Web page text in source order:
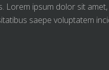
Lorem ipsum dolor sit
saepe voluptatem